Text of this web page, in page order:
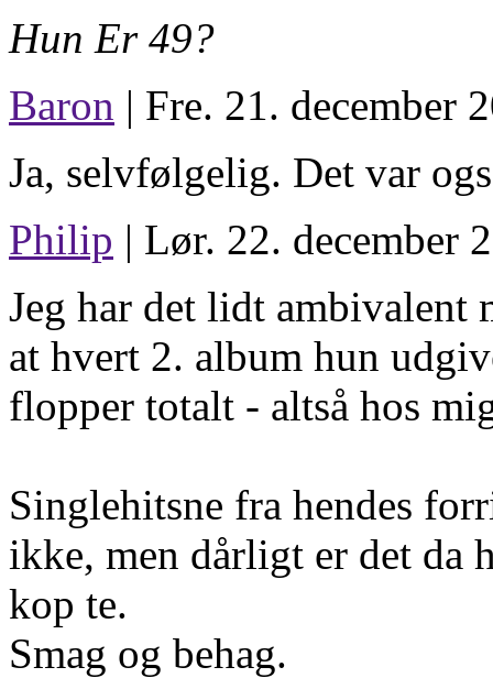
Hun Er 49?
Baron | Fre. 21. december
Ja, selvfølgelig. Det var
Philip | Lør. 22. december
Jeg har det lidt ambivalent
at hvert 2. album hun
flopper totalt - altså hos
Singlehitsne fra hendes
ikke, men dårligt er det da
kop te.
Smag og behag.